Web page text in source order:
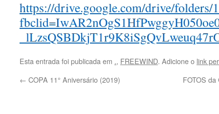
https://drive.google.com/drive/
Esta entrada foi publicada em ., FREEWIND. Adicione o link
← COPA 11° Aniversário (2019) FOTOS